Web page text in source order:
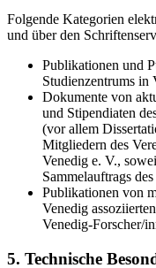
Folgende Kategorien
und über den
Publikationen und
Studienzentrums in
Dokumente von
und Stipendiaten
(vor allem
Mitgliedern des
Venedig e. V.,
Sammelauftrags
Publikationen von
Venedig
Venedig-Forscher/
5. Technische